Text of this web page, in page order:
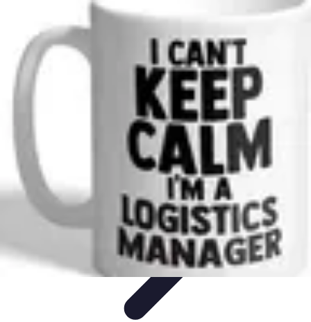
Stratégies de distribution
d'Approvisionnement
Stratégies Marketing TendancesStratégies de
Réseau